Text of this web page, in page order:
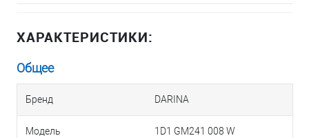
ХАРАКТЕРИСТИКИ:
Общее
Бренд DARINA
Модель 1D1 GM241 008 W